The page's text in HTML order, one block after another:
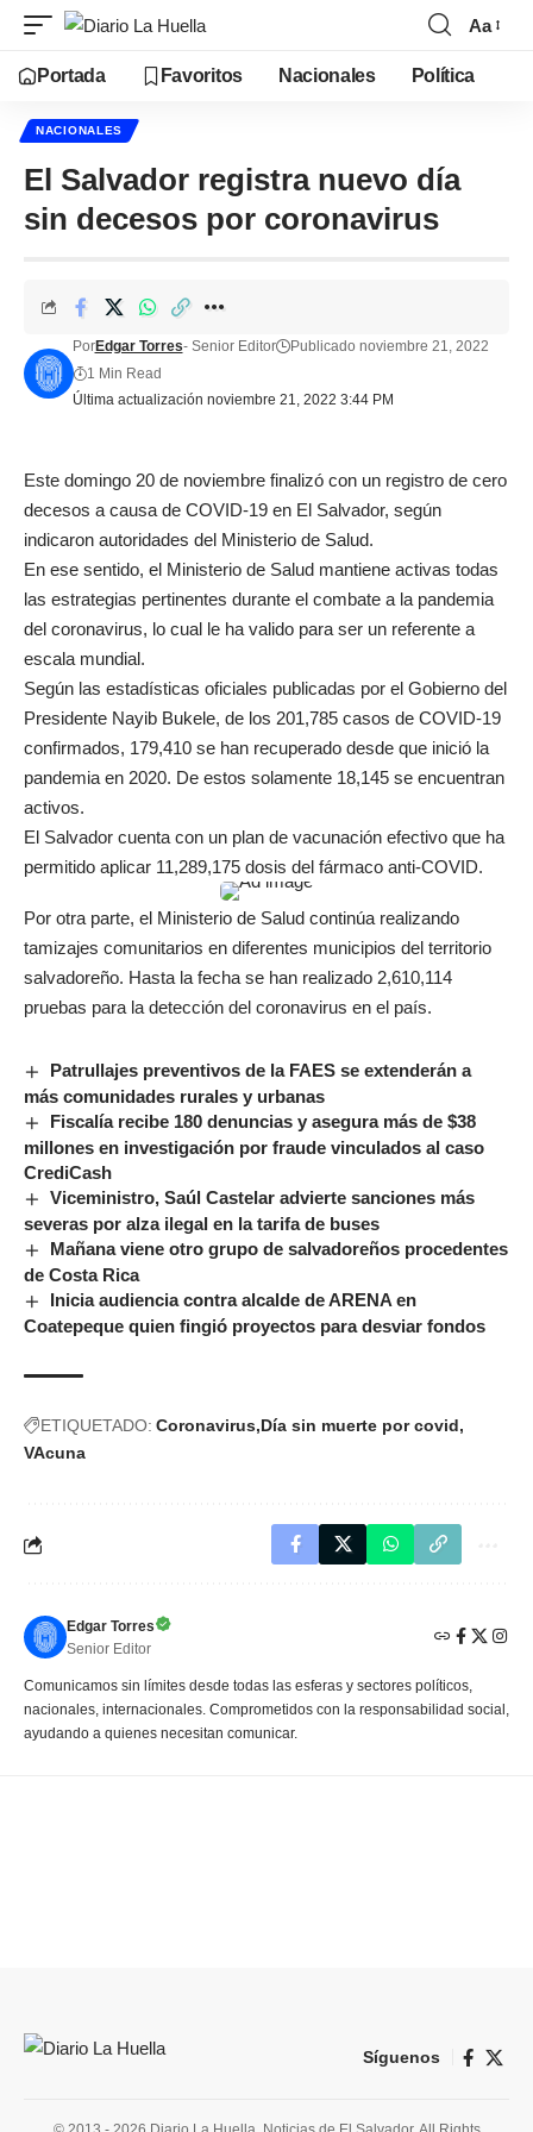
Aa
Portada Favoritos Nacionales Política
NACIONALES
El Salvador registra nuevo día
sin decesos por coronavirus
Última actualización noviembre 21, 2022 3:44 PM
PorEdgar Torres- Senior Editor
Publicado noviembre 21, 2022
1 Min Read
Este domingo 20 de noviembre finalizó con un registro de cero
decesos a causa de COVID-19 en El Salvador, según
indicaron autoridades del Ministerio de Salud.
En ese sentido, el Ministerio de Salud mantiene activas todas
las estrategias pertinentes durante el combate a la pandemia
del coronavirus, lo cual le ha valido para ser un referente a
escala mundial.
Según las estadísticas oficiales publicadas por el Gobierno del
Presidente Nayib Bukele, de los 201,785 casos de COVID-19
confirmados, 179,410 se han recuperado desde que inició la
pandemia en 2020. De estos solamente 18,145 se encuentran
activos.
El Salvador cuenta con un plan de vacunación efectivo que ha
permitido aplicar 11,289,175 dosis del fármaco anti-COVID.
Por otra parte, el Ministerio de Salud continúa realizando
tamizajes comunitarios en diferentes municipios del territorio
salvadoreño. Hasta la fecha se han realizado 2,610,114
pruebas para la detección del coronavirus en el país.
Patrullajes preventivos de la FAES se extenderán a
más comunidades rurales y urbanas
Fiscalía recibe 180 denuncias y asegura más de $38
millones en investigación por fraude vinculados al caso
CrediCash
Viceministro, Saúl Castelar advierte sanciones más
severas por alza ilegal en la tarifa de buses
Mañana viene otro grupo de salvadoreños procedentes
de Costa Rica
Inicia audiencia contra alcalde de ARENA en
Coatepeque quien fingió proyectos para desviar fondos
ETIQUETADO: Coronavirus Día sin muerte por covid
VAcuna
Edgar Torres
Senior Editor
Comunicamos sin límites desde todas las esferas y sectores políticos,
nacionales, internacionales. Comprometidos con la responsabilidad social,
ayudando a quienes necesitan comunicar.
Síguenos